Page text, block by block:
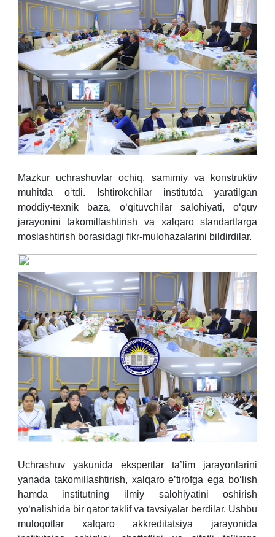
Mazkur uchrashuvlar ochiq, samimiy va konstruktiv
muhitda o‘tdi. Ishtirokchilar institutda yaratilgan
moddiy-texnik baza, o‘qituvchilar salohiyati, o‘quv
jarayonini takomillashtirish va xalqaro standartlarga
moslashtirish borasidagi fikr-mulohazalarini bildirdilar.
Uchrashuv yakunida ekspertlar ta’lim jarayonlarini
yanada takomillashtirish, xalqaro e’tirofga ega bo‘lish
hamda institutning ilmiy salohiyatini oshirish
yo‘nalishida bir qator taklif va tavsiyalar berdilar. Ushbu
muloqotlar xalqaro akkreditatsiya jarayonida